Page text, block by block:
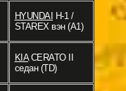
HYUNDAI H-1 /
STAREX вэн (A1)
KIACERATO II
седан (TD)